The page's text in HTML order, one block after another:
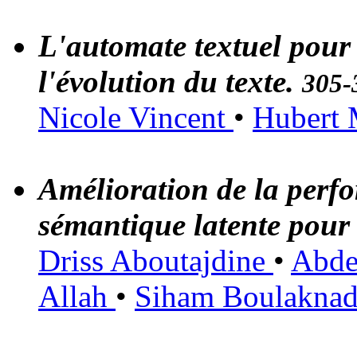
L'automate textuel pour
l'évolution du texte.
Nicole Vincent • Hubert
Amélioration de la
sémantique latente
Driss Aboutajdine •
Allah • Siham